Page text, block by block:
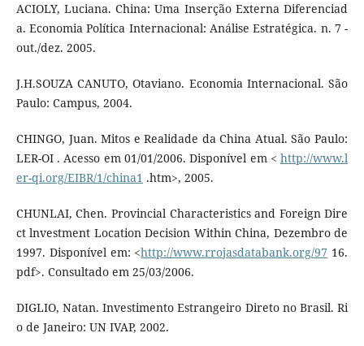
ACIOLY, Luciana. China: Uma Inserção Externa Diferenciad
a. Economia Política Internacional: Análise Estratégica. n. 7 -
out./dez. 2005.
J.H.SOUZA CANUTO, Otaviano. Economia Internacional. São
Paulo: Campus, 2004.
CHINGO, Juan. Mitos e Realidade da China Atual. São Paulo:
LER-OI . Acesso em 01/01/2006. Disponível em <http://www.l
er-qi.org/EIBR/1/china1 .htm>, 2005.
CHUNLAI, Chen. Provincial Characteristics and Foreign Dire
ct lnvestment Location Decision Within China, Dezembro de
1997. Disponível em: <http://www.rrojasdatabank.org/97 16.
pdf>. Consultado em 25/03/2006.
DIGLIO, Natan. Investimento Estrangeiro Direto no Brasil. Ri
o de Janeiro: UN IVAP, 2002.